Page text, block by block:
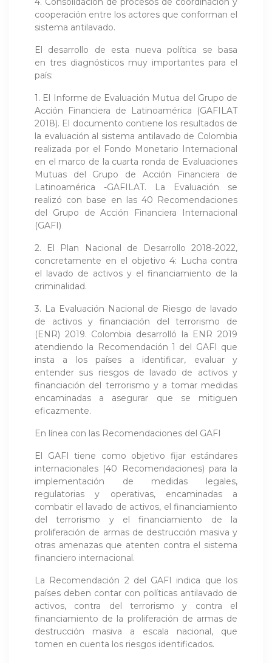
cooperación entre los actores que conforman el
sistema antilavado.
El desarrollo de esta nueva política se basa
en tres diagnósticos muy importantes para el
país:
1. El Informe de Evaluación Mutua del Grupo de
Acción Financiera de Latinoamérica (GAFILAT
2018). El documento contiene los resultados de
la evaluación al sistema antilavado de Colombia
realizada por el Fondo Monetario Internacional
en el marco de la cuarta ronda de Evaluaciones
Mutuas del Grupo de Acción Financiera de
Latinoamérica -GAFILAT. La Evaluación se
realizó con base en las 40 Recomendaciones
del Grupo de Acción Financiera Internacional
(GAFI)
2. El Plan Nacional de Desarrollo 2018-2022,
concretamente en el objetivo 4: Lucha contra
el lavado de activos y el financiamiento de la
criminalidad.
3. La Evaluación Nacional de Riesgo de lavado
de activos y financiación del terrorismo de
(ENR) 2019. Colombia desarrolló la ENR 2019
atendiendo la Recomendación 1 del GAFI que
insta a los países a identificar, evaluar y
entender sus riesgos de lavado de activos y
financiación del terrorismo y a tomar medidas
encaminadas a asegurar que se mitiguen
eficazmente.
En línea con las Recomendaciones del GAFI
El GAFI tiene como objetivo fijar estándares
internacionales (40 Recomendaciones) para la
implementación de medidas legales,
regulatorias y operativas, encaminadas a
combatir el lavado de activos, el financiamiento
del terrorismo y el financiamiento de la
proliferación de armas de destrucción masiva y
otras amenazas que atenten contra el sistema
financiero internacional.
La Recomendación 2 del GAFI indica que los
países deben contar con políticas antilavado de
activos, contra del terrorismo y contra el
financiamiento de la proliferación de armas de
destrucción masiva a escala nacional, que
tomen en cuenta los riesgos identificados.